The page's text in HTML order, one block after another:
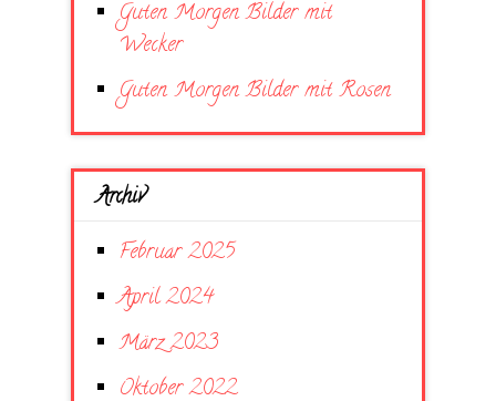
Guten Morgen Bilder mit
Wecker
Guten Morgen Bilder mit Rosen
Archiv
Februar 2025
April 2024
März 2023
Oktober 2022